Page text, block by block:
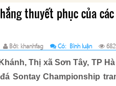
Bởi: khanhfag Có: Bình luận
Thị xã Sơn Tây, TP
Sontay Championship